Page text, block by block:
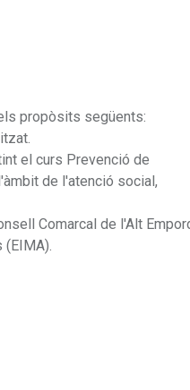
propòsits següents:
el curs Prevenció de
de l'atenció social,
Comarcal de l'Alt